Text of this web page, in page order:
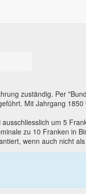
zuständig. Per
Mit Jahrgang
um 5
zu 10 Franken in
wenn auch nicht